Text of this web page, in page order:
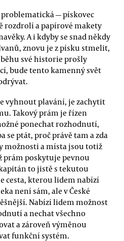
— pískovec
rozdrolí a papírové makety
A i kdyby se snad někdy
znovu je z písku stmelit,
své historie prošly
bude tento kamenný svět
vyhnout plavání, je zachytit
Takový prám je řízen
ponechat rozhodnutí,
se ptát, proč právě tam a zda
možnosti a místa jsou totiž
prám poskytuje pevnou
to jistě s tekutou
cesta, kterou lidem nabízí
není sám, ale v České
Nabízí lidem možnost
a nechat všechno
a zároveň výměnou
funkční systém.